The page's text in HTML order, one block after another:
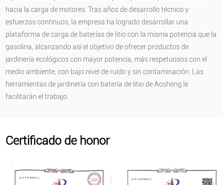
hacia la carga de motores. Tras años de desarrollo técnico y
esfuerzos continuos, la empresa ha logrado desarrollar una
plataforma de carga de baterías de litio con la misma potencia que la
gasolina, alcanzando así el objetivo de ofrecer productos de
jardinería ecológicos con mayor potencia, más respetuosos con el
medio ambiente, con bajo nivel de ruido y sin contaminación. Las
herramientas de jardinería con batería de litio de Aosheng le
facilitarán el trabajo.
Certificado de honor